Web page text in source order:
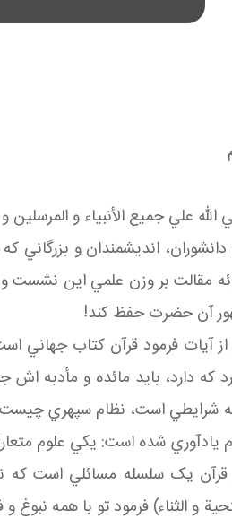
علي جميع الأنبياء و المرسلين
انديشمندان و بزرگاني
مقالت بر وزن علمي اين نشست
آن حضرت حفظ کند!
از آيات فرمود قرآن کتاب جهاني
که دارد، بايد مائده و
چه شرايطي است، نظام سپهري
يادآوري شده است: يکي علوم
قرآن يک سلسله مسائلي است که
و الثناء) فرمود تو با همه